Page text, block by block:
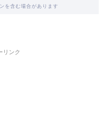
を含む場合があります
リンク